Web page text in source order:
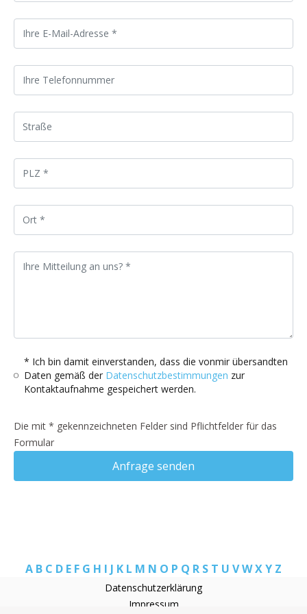
* Ich bin damit einverstanden, dass die vonmir übersandten
Daten gemäß der Datenschutzbestimmungen zur
Kontaktaufnahme gespeichert werden.
Die mit * gekennzeichneten Felder sind Pflichtfelder für das
Formular
Anfrage senden
A B C D E F G H I J K L M N O P Q R S T U VWXY Z
Datenschutzerklärung
Impressum